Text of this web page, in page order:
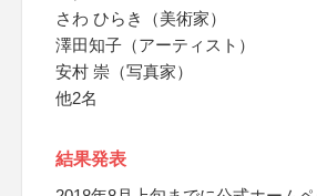
さわ ひらき（美術家）
澤田知子（アーティスト）
安村 崇（写真家）
他2名
結果発表